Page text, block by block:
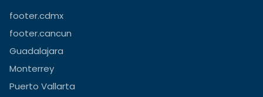
footer.cdmx
footer.cancun
Guadalajara
Monterrey
Puerto Vallarta